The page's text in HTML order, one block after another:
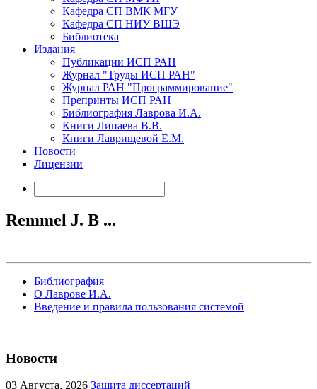
Кафедра СП ВМК МГУ
Кафедра СП НИУ ВШЭ
Библиотека
Издания
Публикации ИСП РАН
Журнал "Труды ИСП РАН"
Журнал РАН "Программирование"
Препринты ИСП РАН
Библиография Лаврова И.А.
Книги Липаева В.В.
Книги Лаврищевой Е.М.
Новости
Лицензии
Remmel J. B ...
Библиография
О Лаврове И.А.
Введение и правила пользования системой
Новости
03 Августа, 2026 Защита диссертаций